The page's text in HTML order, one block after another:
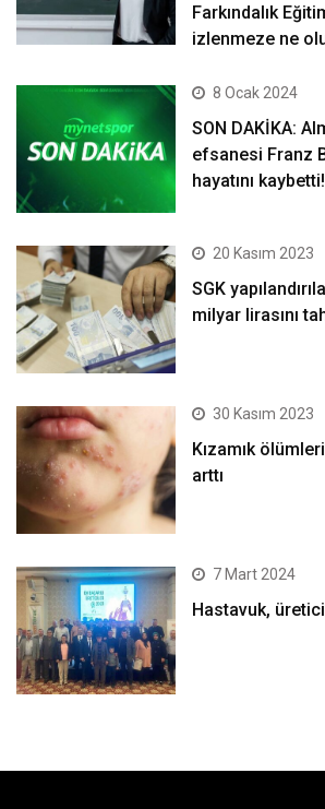
Farkındalık
izlenmeze ne
8 Ocak 2024
SON DAKİKA:
efsanesi Franz
hayatını kaybetti!
20 Kasım 2023
SGK
milyar lirasını
30 Kasım 2023
Kızamık
arttı
7 Mart 2024
Hastavuk,